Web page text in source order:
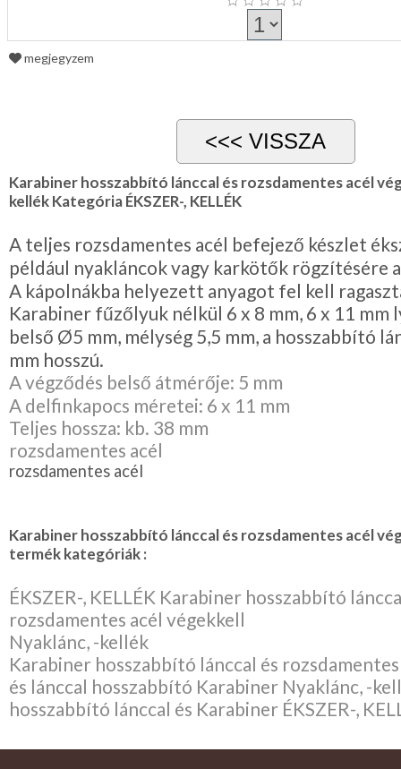
megjegyzem
Karabiner hosszabbító lánccal és rozsdamentes acél
kellék Kategória ÉKSZER-, KELLÉK
A teljes rozsdamentes acél befejező készlet
például nyakláncok vagy karkötők rögzítésére
A kápolnákba helyezett anyagot fel kell
Karabiner fűzőlyuk nélkül 6 x 8 mm, 6 x 11 mm
belső Ø5 mm, mélység 5,5 mm, a hosszabbító
mm hosszú.
A végződés belső átmérője: 5 mm
A delfinkapocs méretei: 6 x 11 mm
Teljes hossza: kb. 38 mm
rozsdamentes acél
rozsdamentes acél
Karabiner hosszabbító lánccal és rozsdamentes acél
termék kategóriák :
ÉKSZER-, KELLÉK Karabiner hosszabbító
rozsdamentes acél végekkell
Nyaklánc, -kellék
Karabiner hosszabbító lánccal és
és lánccal hosszabbító Karabiner Nyaklánc, -
hosszabbító lánccal és Karabiner ÉKSZER-,